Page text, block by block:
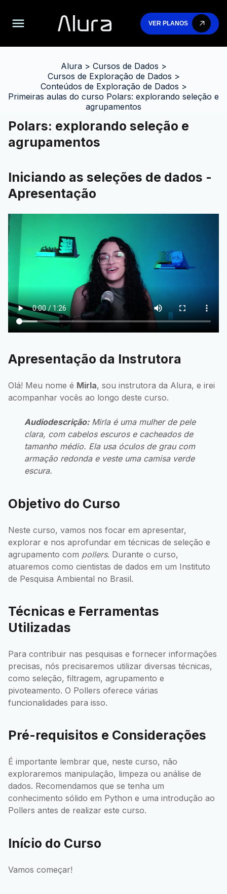
VER PLANOS
Alura> Cursos de Dados >
Cursos de Exploração de Dados >
Conteúdos de Exploração de Dados >
Primeiras aulas do curso Polars: explorando seleção e
agrupamentos
Polars: explorando seleção e
agrupamentos
Iniciando as seleções de dados -
Apresentação
Apresentação da Instrutora
Olá! Meu nome é Mirla, sou instrutora da Alura, e irei
acompanhar vocês ao longo deste curso.
Audiodescrição:Mirla é uma mulher de pele
clara, com cabelos escuros e cacheados de
tamanho médio. Ela usa óculos de grau com
armação redonda e veste uma camisa verde
escura.
Objetivo do Curso
Neste curso, vamos nos focar em apresentar,
explorar e nos aprofundar em técnicas de seleção e
agrupamento com pollers. Durante o curso,
atuaremos como cientistas de dados em um Instituto
de Pesquisa Ambiental no Brasil.
Técnicas e Ferramentas
Utilizadas
Para contribuir nas pesquisas e fornecer informações
precisas, nós precisaremos utilizar diversas técnicas,
como seleção, filtragem, agrupamento e
pivoteamento. O Pollers oferece várias
funcionalidades para isso.
Pré-requisitos e Considerações
É importante lembrar que, neste curso, não
exploraremos manipulação, limpeza ou análise de
dados. Recomendamos que se tenha um
conhecimento sólido em Python e uma introdução ao
Pollers antes de realizar este curso.
Início do Curso
Vamos começar!